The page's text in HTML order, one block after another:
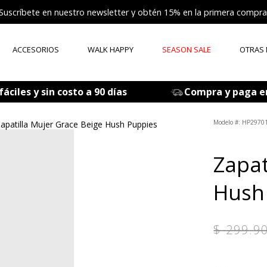
en nuestro newsletter y obtén 15% en la primera
ACCESORIOS WALK HAPPY SEASON SALE OTRAS
y sin costo a 90 días Compra y paga
Mujer Grace Beige Hush Puppies :
$ 299.
MÁS BUSCADOS
tenis mujer
zapatos mujer